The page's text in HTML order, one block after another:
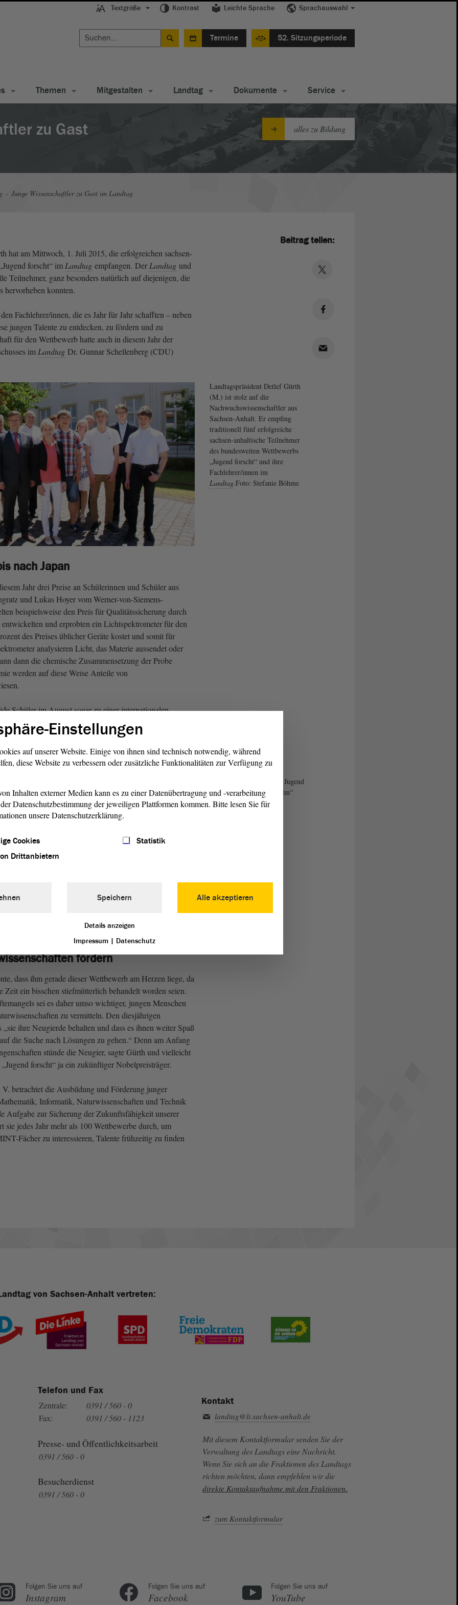
Textgröße Kontrast Leichte Sprache Sprachauswahl
Termine 52. Sitzungsperiode
Themen Mitgestalten Landtag Dokumente Service
zu Gast
alles zu Bildung
Junge Wissenschaftler zu Gast im Landtag
hat am Mittwoch, 1. Juli 2015, die erfolgreichen sachsen-
forscht“ im Landtag empfangen. Der Landtag und
Teilnehmer, ganz besonders natürlich auf diejenigen, die
hervorheben konnten.
Fachlehrer/innen, die es Jahr für Jahr schafften – neben
jungen Talente zu entdecken, zu fördern und zu
für den Wettbewerb hatte auch in diesem Jahr der
im Landtag Dr. Gunnar Schellenberg (CDU)
Landtagspräsident Detlef Gürth
(M.) ist stolz auf die
Nachwuchswissenschaftler aus
Sachsen-Anhalt. Er empfing
traditionell fünf erfolgreiche
sachsen-anhaltische Teilnehmer
des bundesweiten Wettbewerbs
„Jugend forscht“ und ihre
Fachlehrer/innen im
Landtag.Foto: Stefanie Böhme
nach Japan
Jahr drei Preise an Schülerinnen und Schüler aus
und Lukas Hoyer vom Werner-von-Siemens-
beispielsweise den Preis für Qualitätssicherung durch
und erprobten ein Lichtspektrometer für den
des Preises üblicher Geräte kostet und somit für
analysieren Licht, das Materie aussendet oder
dann die chemische Zusammensetzung der Probe
werden auf diese Weise Anteile von
Schüler im August sogar zu einer internationalen
– eine ganz besondere Auszeichnung. Nach den
anderen Schulen Sachsen-Anhalts nachfragen, ob
Einen „Markt“ außerhalb von Schulen sehen sie
Youtube-Video „50 Jahre Jugend
forscht – Der Jubiläumsfilm“
Youtube
fördern
dass ihm gerade dieser Wettbewerb am Herzen liege, da
Zeit ein bisschen stiefmütterlich behandelt worden seien.
sei es daher umso wichtiger, jungen Menschen
zu vermitteln. Den diesjährigen
„sie ihre Neugierde behalten und dass es ihnen weiter Spaß
die Suche nach Lösungen zu gehen.“ Denn am Anfang
stünde die Neugier, sagte Gürth und vielleicht
forscht“ ja ein zukünftiger Nobelpreisträger.
betrachtet die Ausbildung und Förderung junger
Informatik, Naturwissenschaften und Technik
Aufgabe zur Sicherung der Zukunftsfähigkeit unserer
sie jedes Jahr mehr als 100 Wettbewerbe durch, um
Fächer zu interessieren, Talente frühzeitig zu finden
Beitrag teilen:
von Sachsen-Anhalt vertreten:
Telefon und Fax
Zentrale:
0391 / 560 - 0
Fax:
0391 / 560 - 1123
Presse- und Öffentlichkeitsarbeit
0391 / 560 - 0
Besucherdienst
0391 / 560 - 0
Kontakt
landtag@lt.sachsen-anhalt.de
Mit diesem Kontaktformular senden Sie der
Verwaltung des Landtags eine Nachricht.
Wenn Sie sich an die Fraktionen des Landtags
richten möchten, dann empfehlen wir die
direkte Kontaktaufnahme mit den Fraktionen.
zum Kontaktformular
Folgen Sie uns auf
Instagram
Folgen Sie uns auf
Facebook
Folgen Sie uns auf
YouTube
Einstellungen
auf unserer Website. Einige von ihnen sind technisch notwendig, während
diese Website zu verbessern oder zusätzliche Funktionalitäten zur Verfügung zu
Inhalten externer Medien kann es zu einer Datenübertragung und -verarbeitung
Datenschutzbestimmung der jeweiligen Plattformen kommen. Bitte lesen Sie für
unsere Datenschutzerklärung.
Cookies
Statistik
Drittanbietern
Alle akzeptieren
Speichern
Details anzeigen
Impressum | Datenschutz